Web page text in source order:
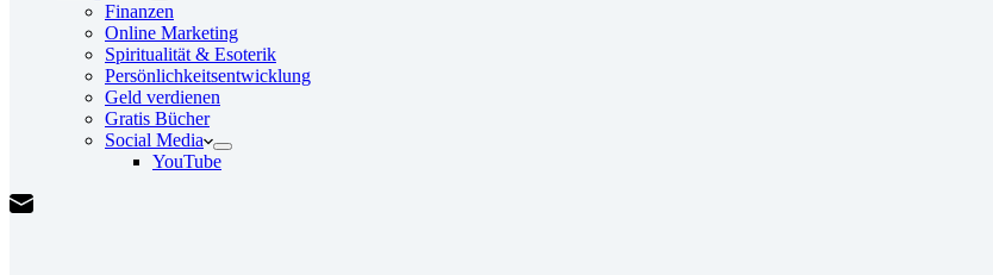
Finanzen
Online Marketing
Spiritualität & Esoterik
Persönlichkeitsentwicklung
Geld verdienen
Gratis Bücher
Social Media
YouTube